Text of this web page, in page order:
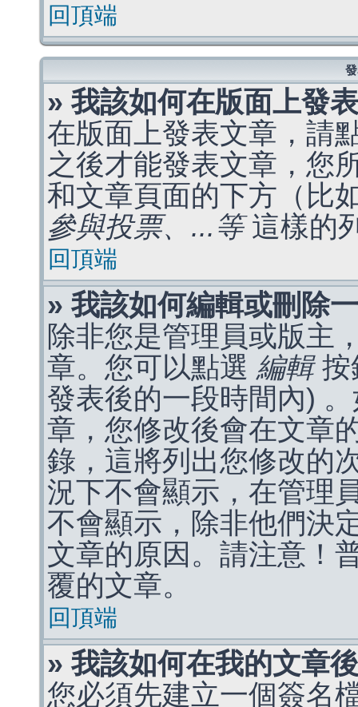
回頂端
» 我該如何在版面上發
在版面上發表文章，請
之後才能發表文章，您
和文章頁面的下方（比
參與投票、...等這樣的
回頂端
» 我該如何編輯或刪除
除非您是管理員或版主
章。您可以點選 編輯按
發表後的一段時間內)
章，您修改後會在文章
錄，這將列出您修改的
況下不會顯示，在管理
不會顯示，除非他們決
文章的原因。請注意！
覆的文章。
回頂端
» 我該如何在我的文章
您必須先建立一個簽名